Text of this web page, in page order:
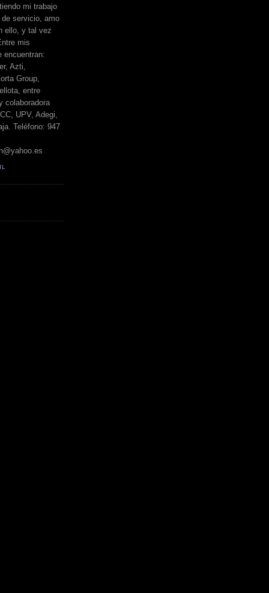
mi trabajo
servicio, amo
ello, y tal vez
mis
encuentran:
Azti,
Group,
entre
colaboradora
UPV, Adegi,
Teléfono: 947